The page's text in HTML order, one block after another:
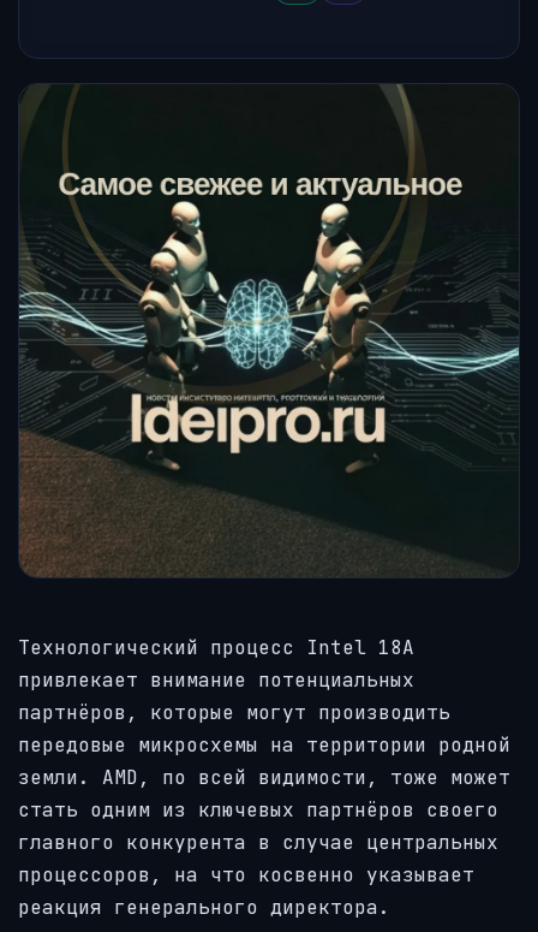
Технологический процесс Intel 18A
привлекает внимание потенциальных
партнёров, которые могут производить
передовые микросхемы на территории родной
земли. AMD, по всей видимости, тоже может
стать одним из ключевых партнёров своего
главного конкурента в случае центральных
процессоров, на что косвенно указывает
реакция генерального директора.